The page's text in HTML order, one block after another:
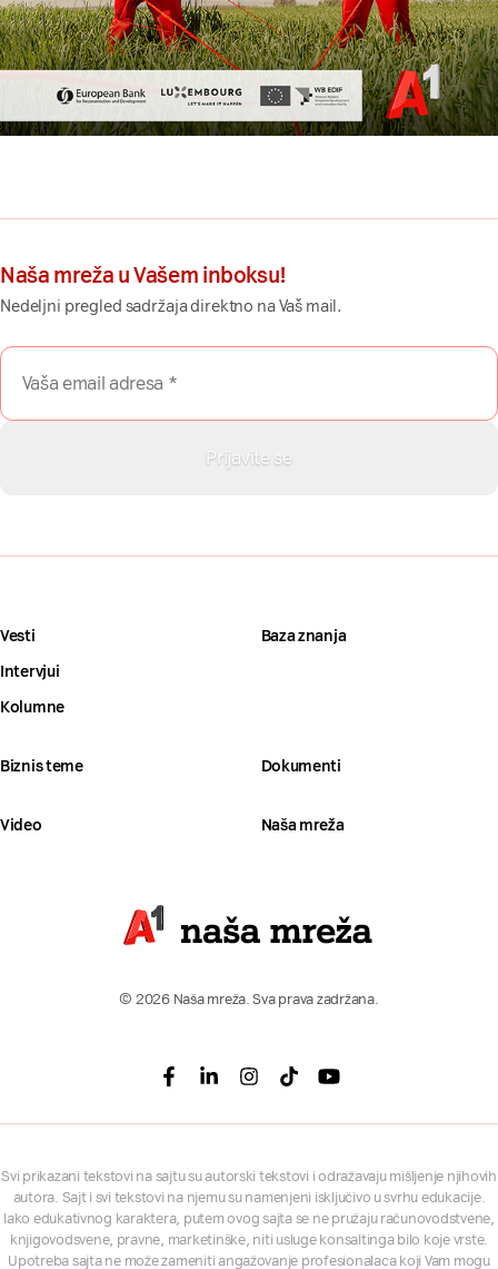
Naša mreža u Vašem inboksu!
Nedeljni pregled sadržaja direktno na Vaš mail.
Vesti
Intervjui
Kolumne
Baza znanja
Biznis teme Dokumenti
Video Naša mreža
© 2026 Naša mreža. Sva prava zadržana.
Facebook
LinkedinInstagram
TiktokYoutube
Svi prikazani tekstovi na sajtu su autorski tekstovi i odražavaju mišljenje njihovih
autora. Sajt i svi tekstovi na njemu su namenjeni isključivo u svrhu edukacije.
Iako edukativnog karaktera, putem ovog sajta se ne pružaju računovodstvene,
knjigovodsvene, pravne, marketinške, niti usluge konsaltinga bilo koje vrste.
Upotreba sajta ne može zameniti angažovanje profesionalaca koji Vam mogu